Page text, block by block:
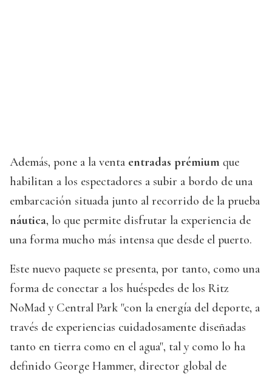
Además, pone a la venta entradas prémium que
habilitan a los espectadores a subir a bordo de una
embarcación situada junto al recorrido de la prueba
náutica, lo que permite disfrutar la experiencia de
una forma mucho más intensa que desde el puerto.
Este nuevo paquete se presenta, por tanto, como una
forma de conectar a los huéspedes de los Ritz
NoMad y Central Park "con la energía del deporte, a
través de experiencias cuidadosamente diseñadas
tanto en tierra como en el agua", tal y como lo ha
definido George Hammer, director global de